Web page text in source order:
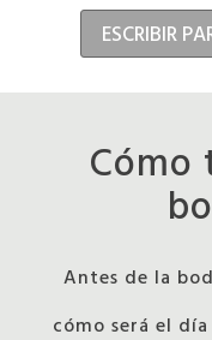
ESCRIBIR
Cómo
Antes de la
cómo será el